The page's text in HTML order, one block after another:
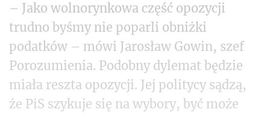
– Jako wolnorynkowa część opozycji
trudno byśmy nie poparli obniżki
podatków – mówi Jarosław Gowin, szef
Porozumienia. Podobny dylemat będzie
miała reszta opozycji. Jej politycy sądzą,
że PiS szykuje się na wybory, być może